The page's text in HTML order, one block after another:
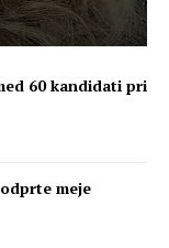
60 kandidati pri
meje